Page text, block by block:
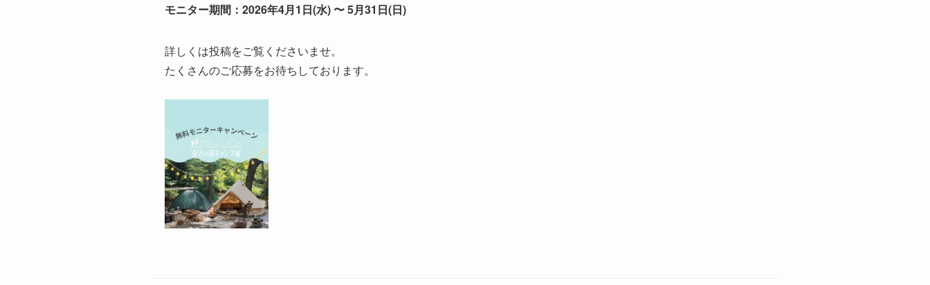
モニター期間：2026年4月1日(水) 〜 5月31日(日)
詳しくは投稿をご覧くださいませ。
たくさんのご応募をお待ちしております。